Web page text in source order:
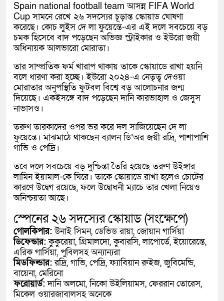
Spain national football team আসন্ন FIFA World
Cupসামনে রেখে ২৬ সদস্যের চূড়ান্ত স্কোয়াড ঘোষণা
করেছে। কোচলুইস দে লা ফুয়েন্তে-এর এই দলে সবচেয়ে বড়
চমক হিসেবে বাদ পড়েছেন অভিজ্ঞ স্ট্রাইকার ও ইউরো জয়ী
অধিনায়কআলভারো মোরাতা।
তার সাম্প্রতিক ফর্ম খারাপ থাকায় তাকে স্কোয়াডে রাখা হয়নি
বলে ধারণা করা হচ্ছে। ইউরো ২০২৪-এ নেতৃত্ব দেওয়া
মোরাতার অনুপস্থিতি ফুটবল বিশ্বে বড় আলোচনার জন্ম
দিয়েছে। একইসঙ্গে বাদ পড়েছেন দানি কারভাহাল ও জেসুস
নাভাসও।
তরুণ তারকাদের ওপর ভর করে দল সাজিয়েছেন দে লা
ফুয়েন্তে। মাঝমাঠে থাকছেন ব্যালন ডি’অর জয়ীরদ্রি, পাশাপাশি
গাভি ও পেদ্রি।
তবে দলে সবচেয়ে বড় দুশ্চিন্তা তৈরি হয়েছে তরুণ উইঙ্গার
লামিন ইয়ামাল-কে ঘিরে। তাকে স্কোয়াডে রাখা হলেও চোটের
কারণে উদ্বেগ রয়েছে, ফলে উদ্বোধনী ম্যাচে তার খেলা নিয়েও
অনিশ্চয়তা আছে।
স্পেনের ২৬ সদস্যের স্কোয়াড (সংক্ষেপে)
গোলকিপার:উনাই সিমন, ডেভিড রায়া, জোয়ান গার্সিয়া
ডিফেন্ডার:কুকুরেয়া, গ্রিমালদো, কুবারসি, লাপোর্তে, ইয়োরেন্তে,
এরিক গার্সিয়া, পুবিলসহ অন্যান্যরা
মিডফিল্ডার:রদ্রি, গাভি, পেদ্রি, ফ্যাবিয়ান রুইজ, জুবিমেন্ডি,
বায়েনা, মেরিনো
ফরোয়ার্ড:দানি অলমো, নিকো উইলিয়ামস, ফেররান তোরেস,
মিকেল ওয়ারজাবালসহ অনেকে